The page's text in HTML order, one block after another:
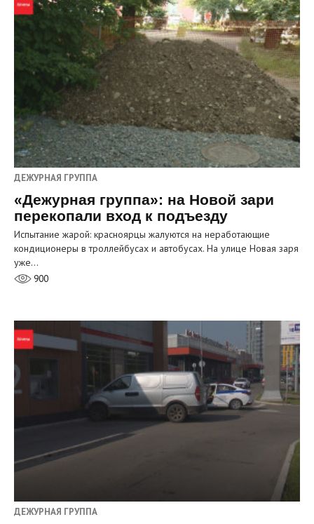
ДЕЖУРНАЯ ГРУППА
«Дежурная группа»: на Новой зари
перекопали вход к подъезду
Испытание жарой: красноярцы жалуются на неработающие
кондиционеры в троллейбусах и автобусах. На улице Новая заря
уже…
900
ДЕЖУРНАЯ ГРУППА